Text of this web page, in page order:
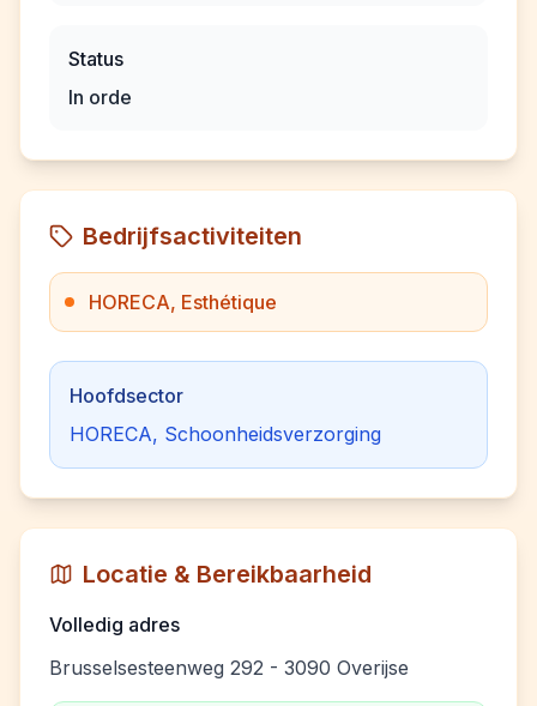
Status
In orde
Bedrijfsactiviteiten
HORECA, Esthétique
Hoofdsector
HORECA, Schoonheidsverzorging
Locatie & Bereikbaarheid
Volledig adres
Brusselsesteenweg 292 - 3090 Overijse